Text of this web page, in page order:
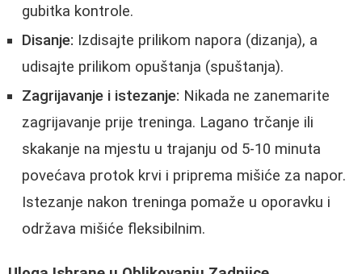
gubitka kontrole.
Disanje: Izdisajte prilikom napora (dizanja), a
udisajte prilikom opuštanja (spuštanja).
Zagrijavanje i istezanje: Nikada ne zanemarite
zagrijavanje prije treninga. Lagano trčanje ili
skakanje na mjestu u trajanju od 5-10 minuta
povećava protok krvi i priprema mišiće za napor.
Istezanje nakon treninga pomaže u oporavku i
održava mišiće fleksibilnim.